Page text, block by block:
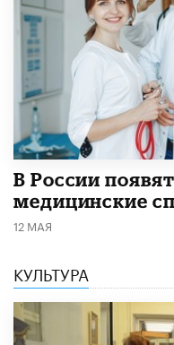
В России
медицинские
12 МАЯ
КУЛЬТУРА